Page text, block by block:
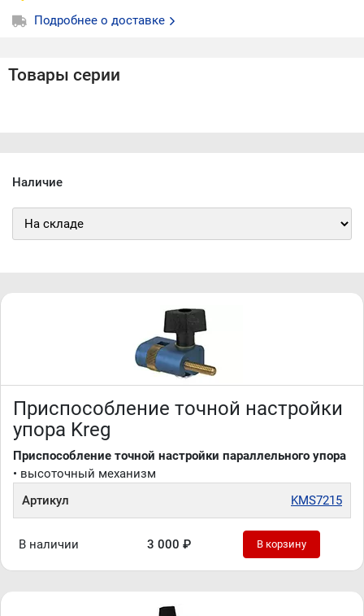
Подробнее о доставке
Товары серии
Наличие
Приспособление точной настройки
упора Kreg
Приспособление точной настройки параллельного упора
• высоточный механизм
Артикул
KMS7215
В наличии 3 000 ₽ В корзину